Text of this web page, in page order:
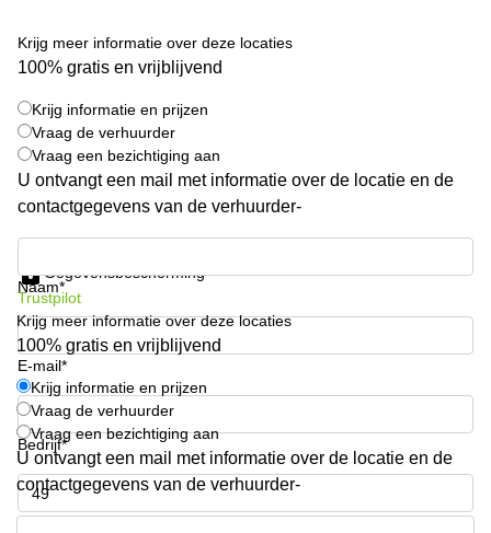
Coworking
space
Breda
Coworking
Arnhem
Kantoorruimte
in Arnhem
space
Hilversum
Coworking
space
Zwolle
Coworking
Haarlem
Kantoor
Huren
in
Hengelo
Krijg meer informatie over deze locaties
100% gratis en vrijblijvend
Krijg informatie en prijzen
Vraag de verhuurder
Vraag een bezichtiging aan
U ontvangt een mail met informatie over de locatie en de
contactgegevens van de verhuurder-
Naam*
E-mail*
Bedrijf*
Telefoonnummer*
Gegevensbescherming
Trustpilot
Krijg meer informatie over deze locaties
100% gratis en vrijblijvend
Krijg informatie en prijzen
Vraag de verhuurder
Vraag een bezichtiging aan
U ontvangt een mail met informatie over de locatie en de
contactgegevens van de verhuurder-